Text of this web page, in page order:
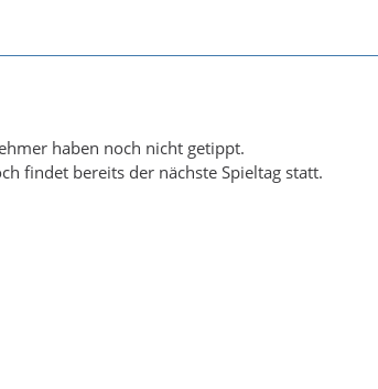
haben noch nicht getippt.
findet bereits der nächste Spieltag statt.